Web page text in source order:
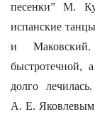
песенки” М.
испанские
и Маковский.
быстротечной,
долго
А. Е. Яковлевым